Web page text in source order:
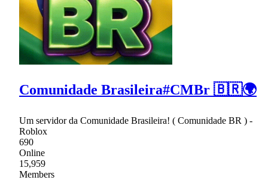
Comunidade Brasileira#CMBr 🇧🇷🌍
Um servidor da Comunidade Brasileira! ( Comunidade BR ) -
Roblox
690
Online
15,959
Members